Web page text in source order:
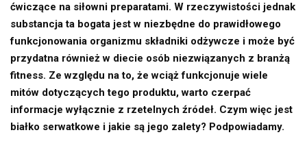
ćwiczące na siłowni preparatami. W rzeczywistości jednak
substancja ta bogata jest w niezbędne do prawidłowego
funkcjonowania organizmu składniki odżywcze i może być
przydatna również w diecie osób niezwiązanych z branżą
fitness. Ze względu na to, że wciąż funkcjonuje wiele
mitów dotyczących tego produktu, warto czerpać
informacje wyłącznie z rzetelnych źródeł. Czym więc jest
białko serwatkowe i jakie są jego zalety? Podpowiadamy.